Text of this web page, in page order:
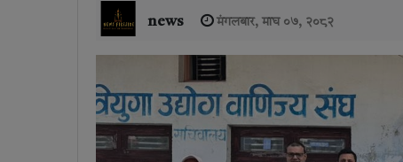
news मंगलबार, माघ ०७, २०८२